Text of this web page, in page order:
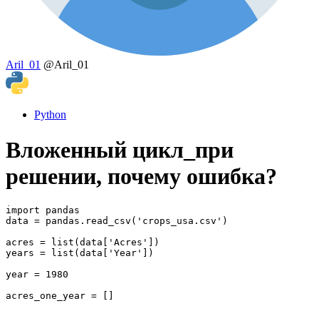
Aril_01 @Aril_01
Python
Вложенный цикл_при
решении, почему ошибка?
import pandas
data = pandas.read_csv('crops_usa.csv')
acres = list(data['Acres'])
years = list(data['Year'])
year = 1980
acres_one_year = []